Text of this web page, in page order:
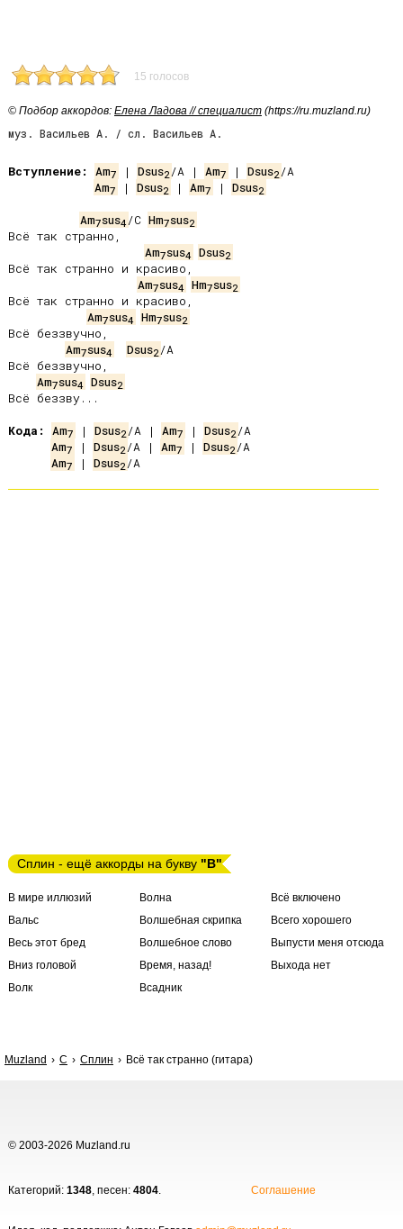
15 голосов
© Подбор аккордов: Елена Ладова // специалист (https://ru.muzland.ru)
муз. Васильев А. / сл. Васильев А.
Вступление: Am7 | Dsus2/A | Am7 | Dsus2
Am7 | Dsus2 | Am7 | Dsus2
Am7sus4/C Hm7sus2
Всё так странно,
Am7sus4 Dsus2
Всё так странно и красиво,
Am7sus4 Hm7sus2
Всё так странно и красиво,
Am7sus4 Hm7sus2
Всё беззвучно,
Am7sus4 Dsus2/A
Всё беззвучно,
Am7sus4 Dsus2
Всё беззву...
Кода:
Am7 | Dsus2/A | Am7 | Dsus2
Am7 | Dsus2/A | Am7 | Dsus2
Am7 | Dsus2
Сплин - ещё аккорды на букву "В"
В мире иллюзий
Вальс
Весь этот бред
Вниз головой
Волк
Волна
Волшебная скрипка
Волшебное слово
Время, назад!
Всадник
Всё включено
Всего хорошего
Выпусти меня отсюда
Выхода нет
Muzland С Сплин Всё так странно (гитара)
© 2003-2026 Muzland.ru
Категорий: 1348, песен: 4804. Соглашение